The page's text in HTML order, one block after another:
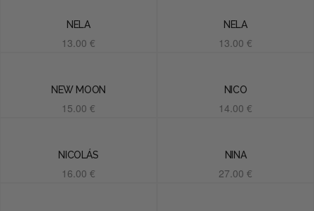
NELA
13.00 €
NELA
13.00 €
NEW MOON
15.00 €
NICO
14.00 €
NICOLÁS
16.00 €
NINA
27.00 €